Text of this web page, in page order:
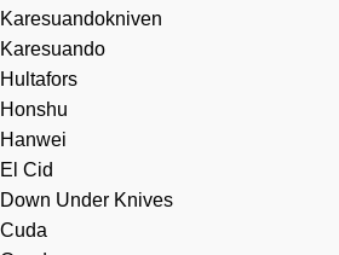
Karesuandokniven
Karesuando
Hultafors
Honshu
Hanwei
El Cid
Down Under Knives
Cuda